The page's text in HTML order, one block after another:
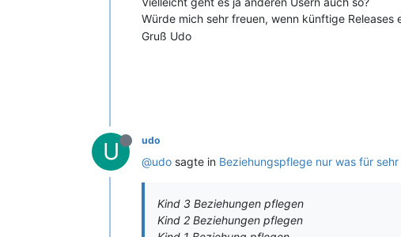
Würde mich sehr freuen, wenn künftige Releases
Gruß Udo
U udo
@udo sagte in Beziehungspflege nur was für sehr
Kind 3 Beziehungen pflegen
Kind 2 Beziehungen pflegen